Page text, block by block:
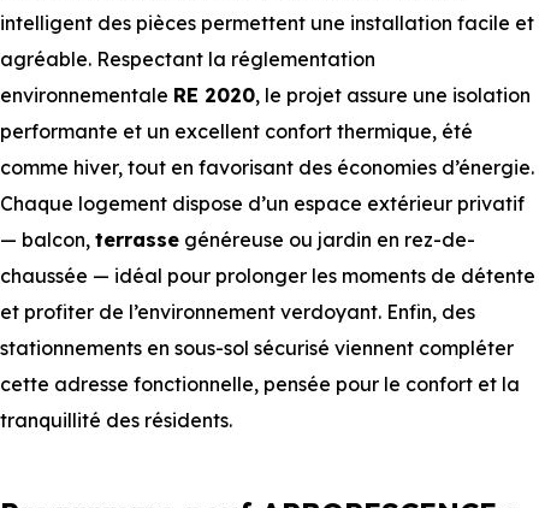
intelligent des pièces permettent une installation facile et
agréable. Respectant la réglementation
environnementale RE 2020, le projet assure une isolation
performante et un excellent confort thermique, été
comme hiver, tout en favorisant des économies d’énergie.
Chaque logement dispose d’un espace extérieur privatif
— balcon, terrasse généreuse ou jardin en rez-de-
chaussée — idéal pour prolonger les moments de détente
et profiter de l’environnement verdoyant. Enfin, des
stationnements en sous-sol sécurisé viennent compléter
cette adresse fonctionnelle, pensée pour le confort et la
tranquillité des résidents.